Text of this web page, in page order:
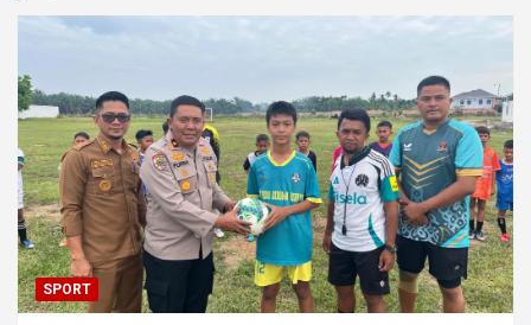
SPORT